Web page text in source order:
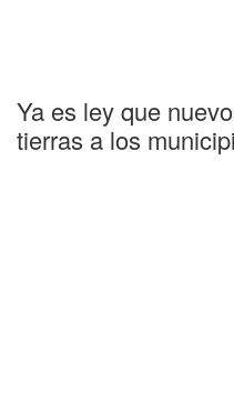
Ya es ley que
tierras a los